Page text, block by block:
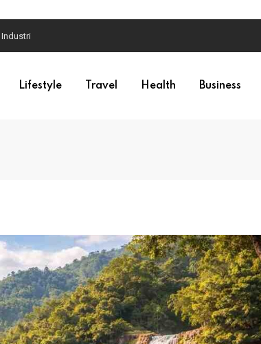
Industri
Lifestyle Travel Health Business